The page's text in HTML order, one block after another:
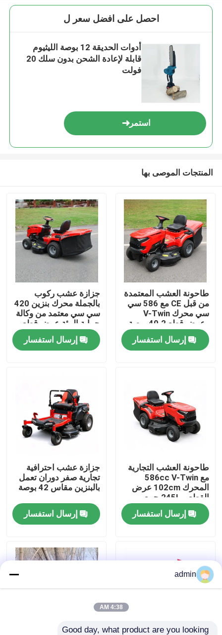
المنزل
فيديوهات
حولنا
عرض المصنع
اتصل بنا
بالمنشار البنزين
منشار كهربائي
احصل على افضل سعر ل
أدوات الحديقة 12 بوصة الليثيوم
قابلة لإعادة الشحن بدون سلك 20
فولت
استمر
المنتجات الموصى بها
طاحونة العشب المعتمدة
من قبل CE مع 586 سي
سي محرك V-Twin
وعرض قطع 40.2 بوصة
مصطاد العشب
إرسال استفسار
جزازة عشب ركوب
بالجملة محرك بنزين 420
سي سي معتمد من وكالة
حماية البيئة عرض قطع
38 بوصة دعم مصنعي
المعدات الأصلية
إرسال استفسار
طاحونة العشب التجارية
مع 586cc V-Twin
المحرك 102cm عرض
القطع و 245L جمع
العشب
إرسال استفسار
جزازة عشب احترافية
تجارية صفر دوران تعمل
بالبنزين مقاس 42 بوصة
إرسال استفسار
admin
4:38 AM
Good day, what product are you looking